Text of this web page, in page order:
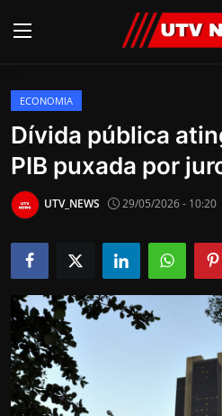
AO VIVO
PIRACICABA
CAMPINAS
LIMEIRA
ESPIRITO SANTO
Economia
Cultura
ECONOMIA
Dívida pública
PIB puxada por
UTV_NEWS 29/05/2026 - 10:20